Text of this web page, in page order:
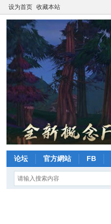
设为首页 收藏本站
论坛 官方網站 FB